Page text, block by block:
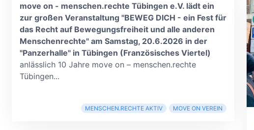
move on - menschen.rechte Tübingen e.V. lädt ein
zur großen Veranstaltung "BEWEG DICH - ein Fest für
das Recht auf Bewegungsfreiheit und alle anderen
Menschenrechte" am Samstag, 20.6.2026 in der
"Panzerhalle" in Tübingen (Französisches Viertel)
anlässlich 10 Jahre move on – menschen.rechte
Tübingen...
MENSCHEN.RECHTE AKTIV MOVE ON VEREIN